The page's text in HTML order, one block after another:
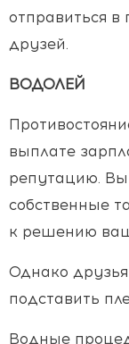
отправиться
друзей.
ВОДОЛЕЙ
выплате
репутацию. Вы
собственные
к решению
Однако
подставить
Водные